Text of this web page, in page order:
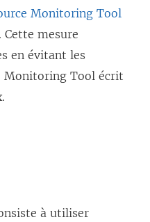
Monitoring Tool
Cette mesure
en évitant les
Monitoring Tool écrit
à utiliser